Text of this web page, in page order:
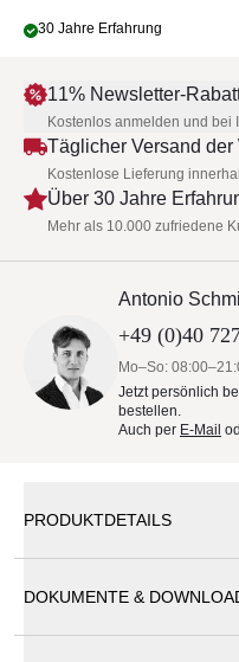
30 Jahre Erfahrung
11% Newsletter-
Kostenlos anmelden und bei
Täglicher Versand der
Kostenlose Lieferung
Über 30 Jahre
Mehr als 10.000 zufriedene
Antonio
+49 (0)40
Mo–So:
Jetzt persönlich
bestellen.
Auch per E-Mail
PRODUKTDETAILS
DOKUMENTE &